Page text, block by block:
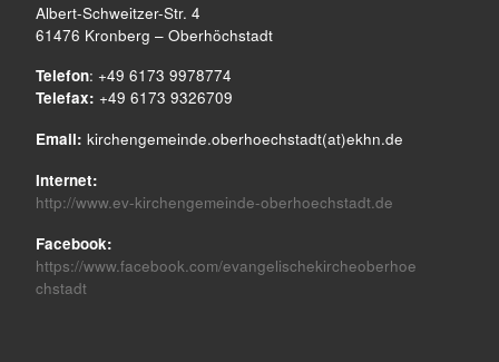
Albert-Schweitzer-Str. 4
61476 Kronberg – Oberhöchstadt
Telefon: +49 6173 9978774
Telefax: +49 6173 9326709
Email: kirchengemeinde.oberhoechstadt(at)ekhn.de
Internet:
http://www.ev-kirchengemeinde-oberhoechstadt.de
Facebook:
https://www.facebook.com/evangelischekircheoberhoe
chstadt